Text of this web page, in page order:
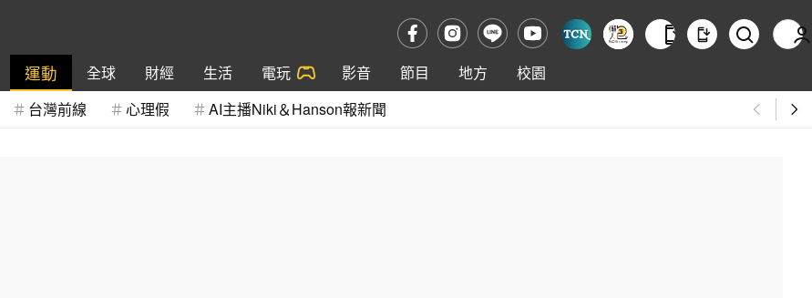
運動 全球 財經 生活 電玩 影音 節目 地方
校園
台灣前線 心理假 AI主播Niki＆Hanson報新聞